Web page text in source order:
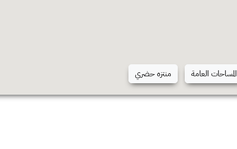
المساحات العامة منتزه حضري